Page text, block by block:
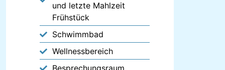
und letzte Mahlzeit
Frühstück
Schwimmbad
Wellnessbereich